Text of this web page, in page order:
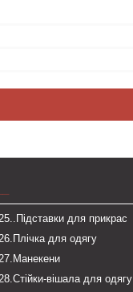
для прикрас
для одягу
вішала для одягу